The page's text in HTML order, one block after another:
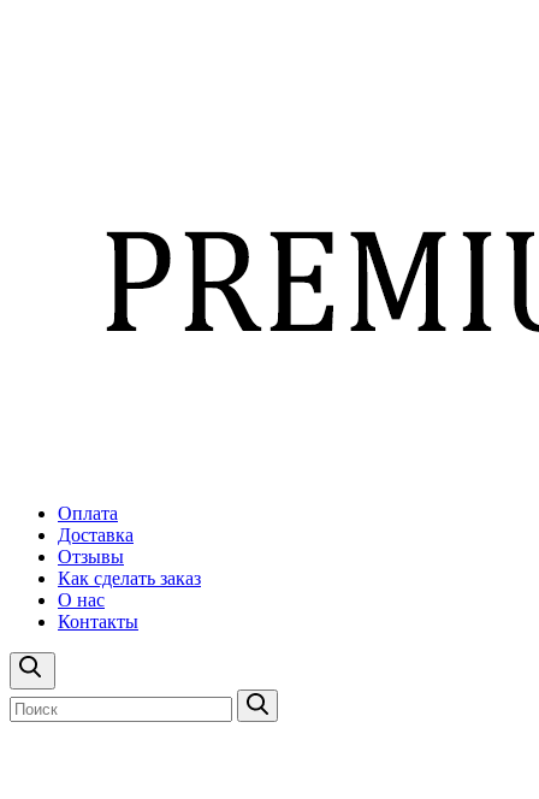
Оплата
Доставка
Отзывы
Как сделать заказ
О нас
Контакты